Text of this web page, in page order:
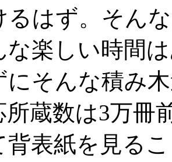
るはず。そん
な楽しい時間
にそんな積み
所蔵数は3万冊
背表紙を見る